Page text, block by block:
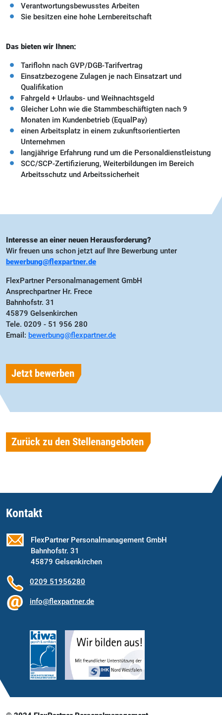
Verantwortungsbewusstes Arbeiten
Sie besitzen eine hohe Lernbereitschaft
Das bieten wir Ihnen:
Tariflohn nach GVP/DGB-Tarifvertrag
Einsatzbezogene Zulagen je nach Einsatzart und
Qualifikation
Fahrgeld + Urlaubs- und Weihnachtsgeld
Gleicher Lohn wie die Stammbeschäftigten nach 9
Monaten im Kundenbetrieb (EqualPay)
einen Arbeitsplatz in einem zukunftsorientierten
Unternehmen
langjährige Erfahrung rund um die Personaldienstleistung
SCC/SCP-Zertifizierung, Weiterbildungen im Bereich
Arbeitsschutz und Arbeitssicherheit
Interesse an einer neuen Herausforderung?
Wir freuen uns schon jetzt auf Ihre Bewerbung unter
bewerbung@flexpartner.de
FlexPartner Personalmanagement GmbH
Ansprechpartner Hr. Frece
Bahnhofstr. 31
45879 Gelsenkirchen
Tele. 0209 - 51 956 280
Email: bewerbung@flexpartner.de
Jetzt bewerben
Zurück zu den Stellenangeboten
Kontakt
FlexPartner Personalmanagement GmbH
Bahnhofstr. 31
45879 Gelsenkirchen
0209 51956280
info@flexpartner.de